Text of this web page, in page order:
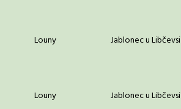
Louny Jablonec u Libčevsi
Louny Jablonec u Libčevsi